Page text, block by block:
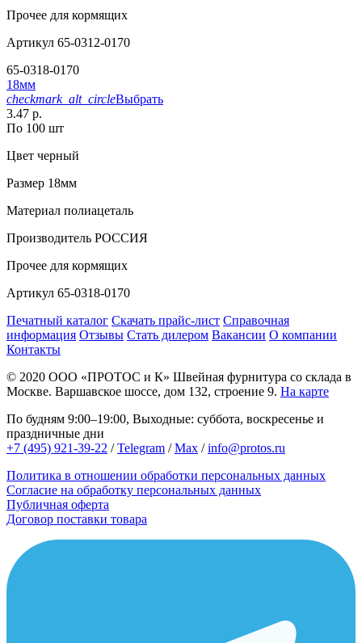
Прочее для кормящих
Артикул 65-0312-0170
65-0318-0170
18мм
checkmark_alt_circleВыбрать
3.47 р.
По 100 шт
Цвет черный
Размер 18мм
Материал полиацеталь
Производитель РОССИЯ
Прочее для кормящих
Артикул 65-0318-0170
Печатный каталог Скачать прайс-лист Справочная
информация Отзывы Стать дилером Вакансии О компании
Контакты
© 2020 ООО «ПРОТОС и К» Швейная фурнитура со склада в
Москве. Варшавское шоссе, дом 132, строение 9. На карте
По будням 9:00–19:00, Выходные: суббота, воскресенье и
праздничные дни
+7 (495) 921-39-22 /Telegram /Max /info@protos.ru
Политика в отношении обработки персональных данных
Согласие на обработку персональных данных
Публичная оферта
Договор поставки товара